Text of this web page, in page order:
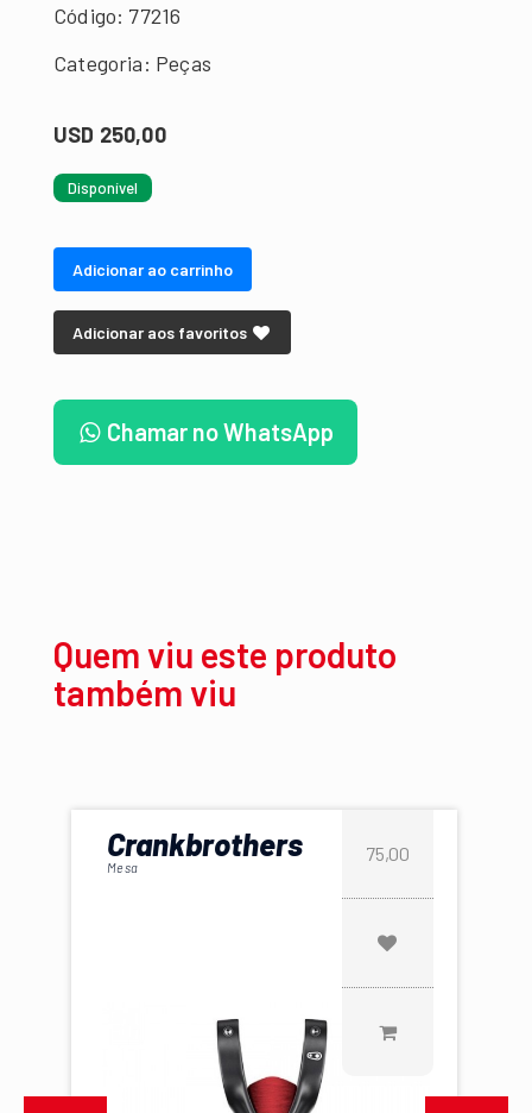
Código: 77216
Categoria: Peças
USD 250,00
Disponível
Adicionar ao carrinho
Adicionar aos favoritos
Chamar no WhatsApp
Quem viu este produto
também viu
Crankbrothers
Mesa
75,00